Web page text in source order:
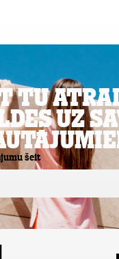
Tu
uz
šeit